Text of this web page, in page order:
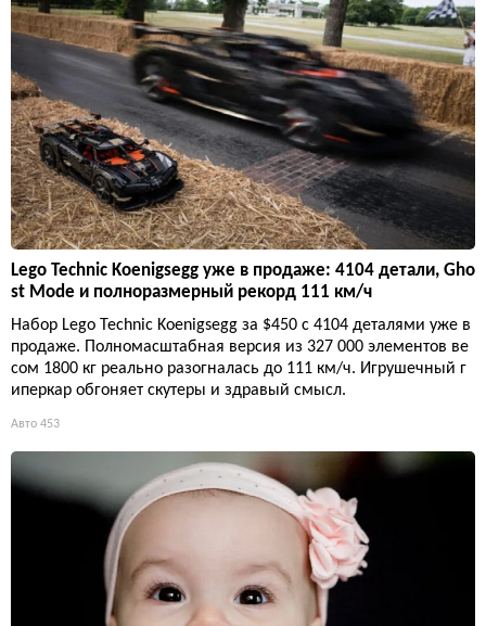
Lego Technic Koenigsegg уже в продаже: 4104 детали, Gho
st Mode и полноразмерный рекорд 111 км/ч
Набор Lego Technic Koenigsegg за $450 с 4104 деталями уже в
продаже. Полномасштабная версия из 327 000 элементов ве
сом 1800 кг реально разогналась до 111 км/ч. Игрушечный г
иперкар обгоняет скутеры и здравый смысл.
Авто 453